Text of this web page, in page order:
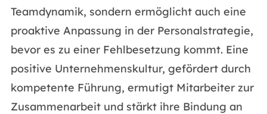
Teamdynamik, sondern ermöglicht auch eine
proaktive Anpassung in der Personalstrategie,
bevor es zu einer Fehlbesetzung kommt. Eine
positive Unternehmenskultur, gefördert durch
kompetente Führung, ermutigt Mitarbeiter zur
Zusammenarbeit und stärkt ihre Bindung an